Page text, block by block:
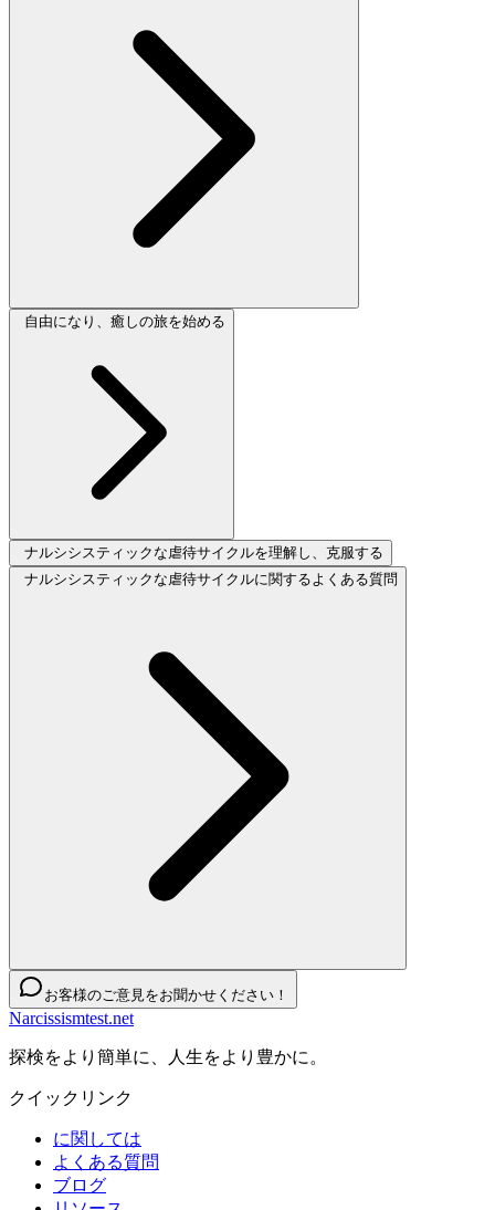
自由になり、癒しの旅を始める
ナルシシスティックな虐待サイクルを理解し、克服する
ナルシシスティックな虐待サイクルに関するよくある質問
お客様のご意見をお聞かせください！
Narcissismtest.net
探検をより簡単に、人生をより豊かに。
クイックリンク
に関しては
よくある質問
ブログ